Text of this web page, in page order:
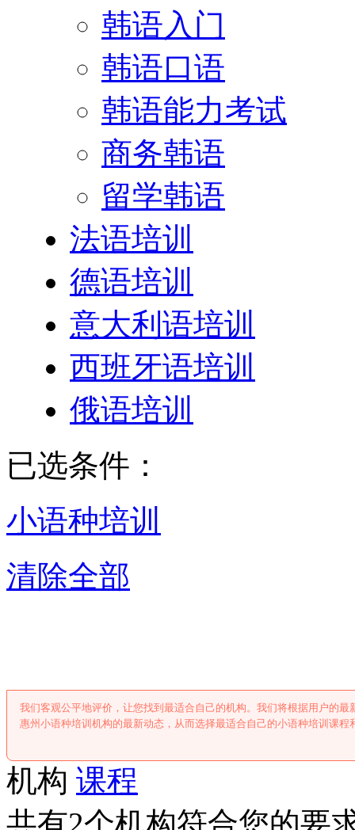
韩语入门
韩语口语
韩语能力考试
商务韩语
留学韩语
法语培训
德语培训
意大利语培训
西班牙语培训
俄语培训
已选条件：
小语种培训
清除全部
我们客观公平地评价，让您找到最适合自己的机构。我们将根据用户的
惠州小语种培训机构的最新动态，从而选择最适合自己的小语种培训课程
机构 课程